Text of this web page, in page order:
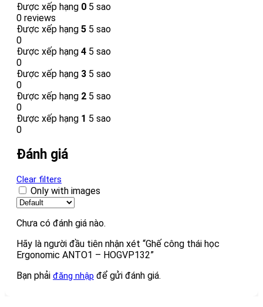
Được xếp hạng 0 5 sao
0 reviews
Được xếp hạng 5 5 sao
0
Được xếp hạng 4 5 sao
0
Được xếp hạng 3 5 sao
0
Được xếp hạng 2 5 sao
0
Được xếp hạng 1 5 sao
0
Đánh giá
Clear filters
Only with images
Chưa có đánh giá nào.
Hãy là người đầu tiên nhận xét “Ghế công thái học
Ergonomic ANTO1 – HOGVP132”
Bạn phải đăng nhập để gửi đánh giá.